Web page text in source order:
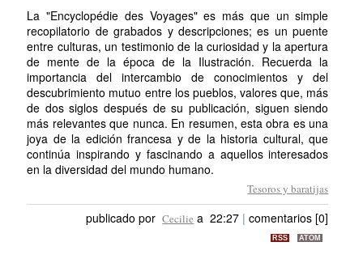
La "Encyclopédie des Voyages" es más que un simple
recopilatorio de grabados y descripciones; es un puente
entre culturas, un testimonio de la curiosidad y la apertura
de mente de la época de la Ilustración. Recuerda la
importancia del intercambio de conocimientos y del
descubrimiento mutuo entre los pueblos, valores que, más
de dos siglos después de su publicación, siguen siendo
más relevantes que nunca. En resumen, esta obra es una
joya de la edición francesa y de la historia cultural, que
continúa inspirando y fascinando a aquellos interesados
en la diversidad del mundo humano.
Tesoros y baratijas
publicado por Cecilie a 22:27 |comentarios [0]
RSS ATOM